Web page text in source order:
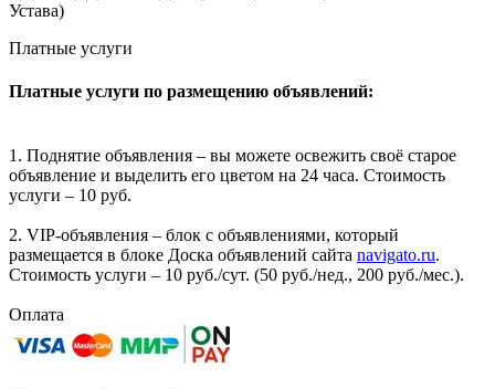
Устава)
Платные услуги
Платные услуги по размещению объявлений:
1. Поднятие объявления – вы можете освежить своё старое
объявление и выделить его цветом на 24 часа. Стоимость
услуги – 10 руб.
2. VIP-объявления – блок с объявлениями, который
размещается в блоке Доска объявлений сайта navigato.ru.
Стоимость услуги – 10 руб./сут. (50 руб./нед., 200 руб./мес.).
Оплата